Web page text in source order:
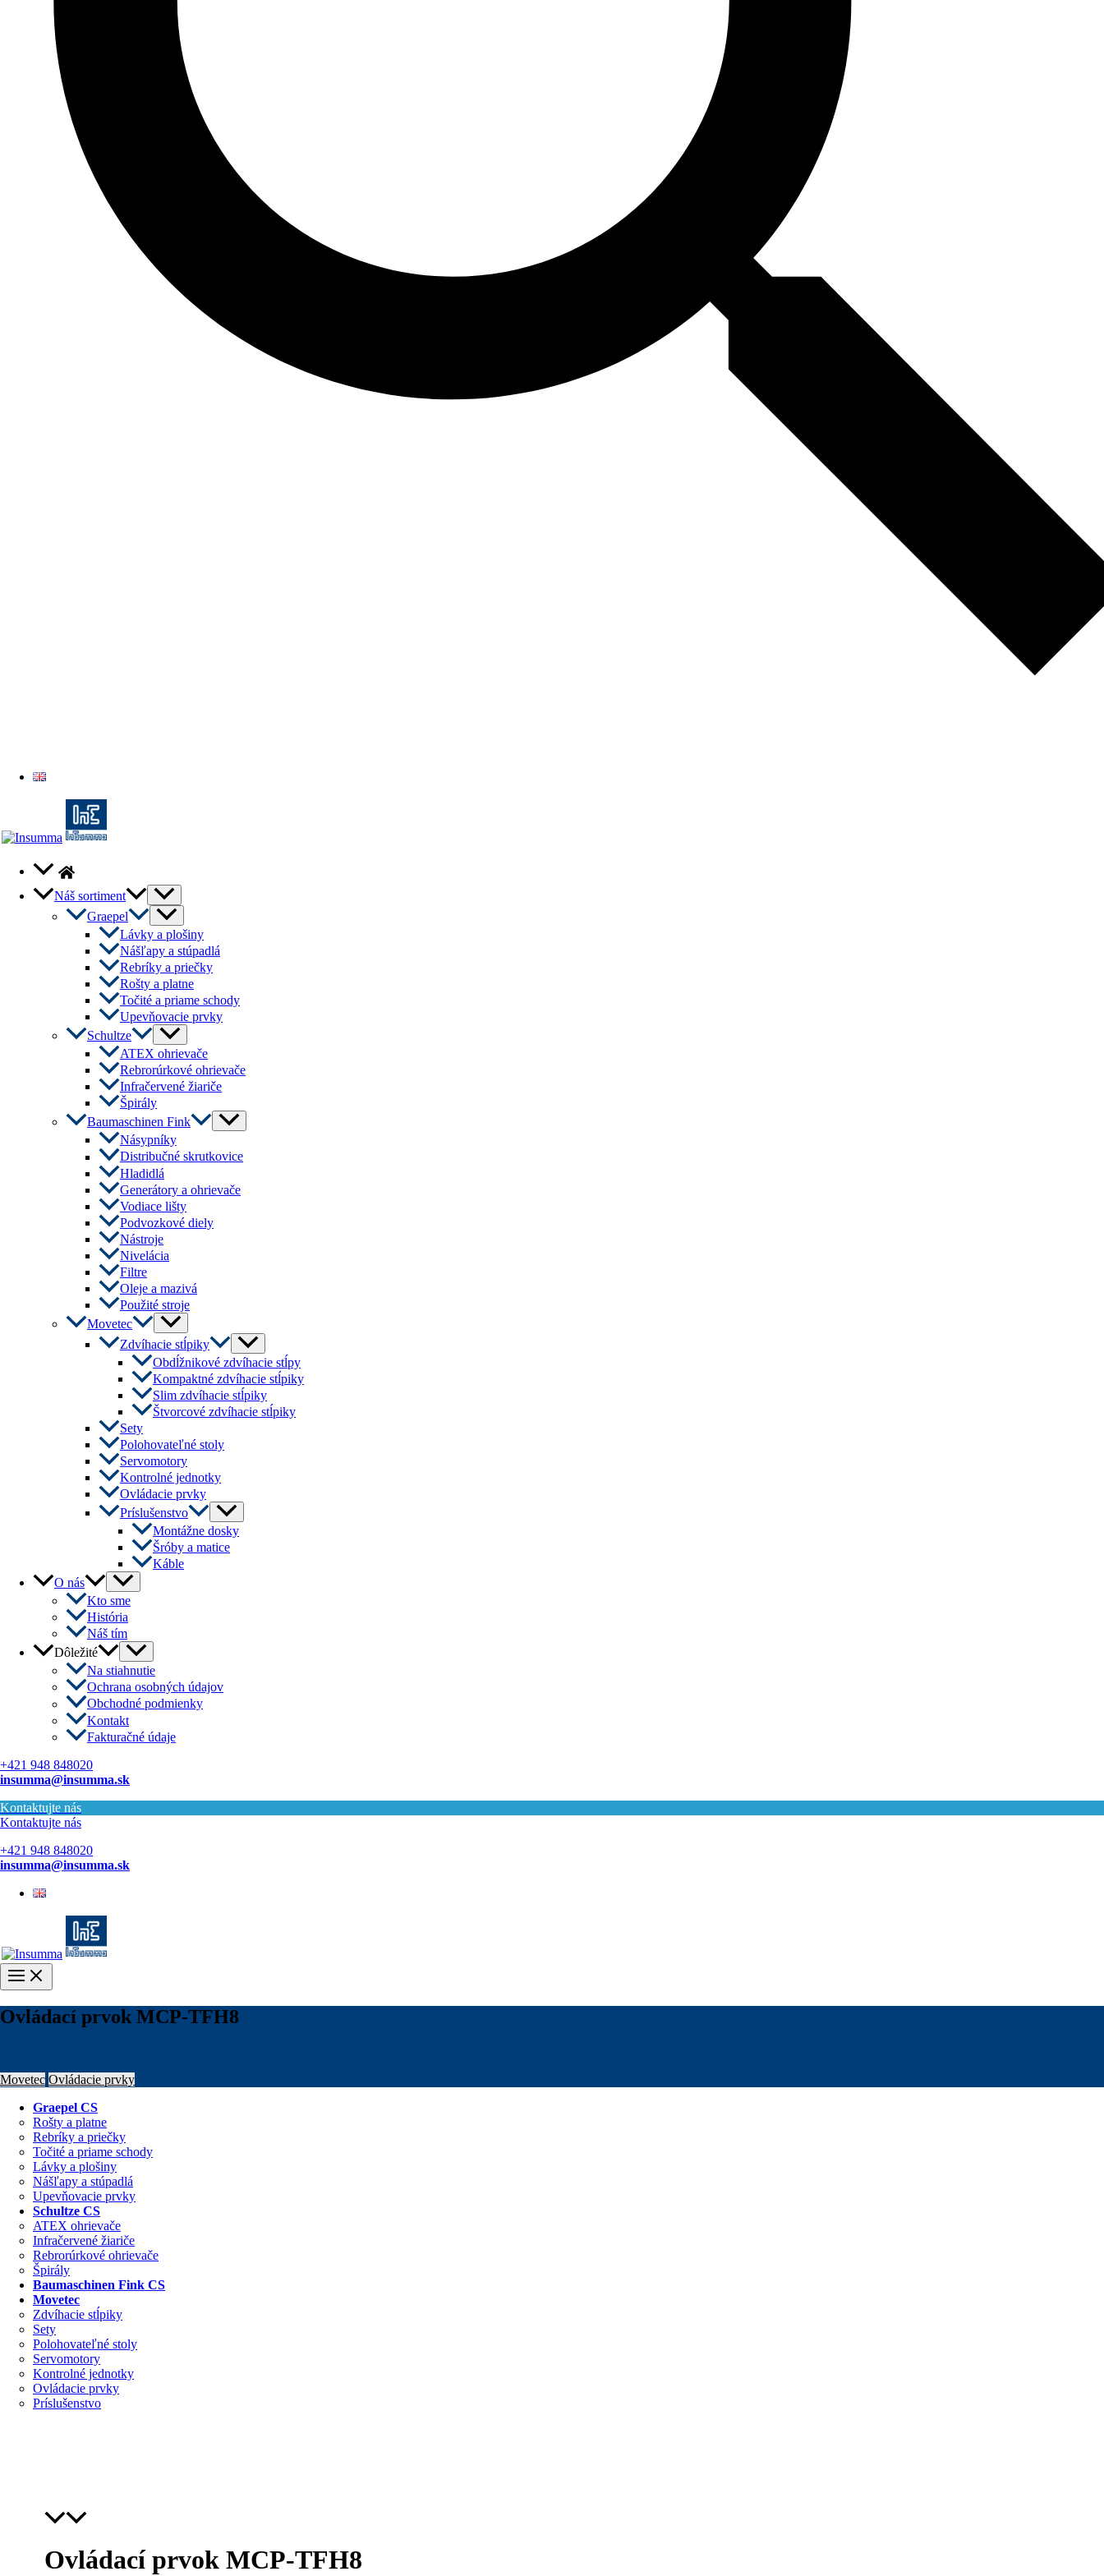
Náš sortiment
Menu
Toggle
Graepel
Menu
Toggle
Lávky a plošiny
Nášľapy a stúpadlá
Rebríky a priečky
Rošty a platne
Točité a priame schody
Upevňovacie prvky
Schultze
Menu
Toggle
ATEX ohrievače
Rebrorúrkové ohrievače
Infračervené žiariče
Špirály
Baumaschinen Fink
Menu
Toggle
Násypníky
Distribučné skrutkovice
Hladidlá
Generátory a ohrievače
Vodiace lišty
Podvozkové diely
Nástroje
Nivelácia
Filtre
Oleje a mazivá
Použité stroje
Movetec
Menu
Toggle
Zdvíhacie stĺpiky
Menu
Toggle
Obdĺžnikové zdvíhacie stĺpy
Kompaktné zdvíhacie stĺpiky
Slim zdvíhacie stĺpiky
Štvorcové zdvíhacie stĺpiky
Sety
Polohovateľné stoly
Servomotory
Kontrolné jednotky
Ovládacie prvky
Príslušenstvo
Menu
Toggle
Montážne dosky
Šróby a matice
Káble
O nás
Menu
Toggle
Kto sme
História
Náš tím
Dôležité
Menu
Toggle
Na stiahnutie
Ochrana osobných údajov
Obchodné podmienky
Kontakt
Fakturačné údaje
+421 948 848020
insumma@insumma.sk
Kontaktujte nás
Kontaktujte nás
+421 948 848020
insumma@insumma.sk
Main
Menu
Ovládací prvok MCP-TFH8
Movetec Ovládacie prvky
Graepel CS
Rošty a platne
Rebríky a priečky
Točité a priame schody
Lávky a plošiny
Nášľapy a stúpadlá
Upevňovacie prvky
Schultze CS
ATEX ohrievače
Infračervené žiariče
Rebrorúrkové ohrievače
Špirály
Baumaschinen Fink CS
Movetec
Zdvíhacie stĺpiky
Sety
Polohovateľné stoly
Servomotory
Kontrolné jednotky
Ovládacie prvky
Príslušenstvo
Ovládací prvok MCP-TFH8